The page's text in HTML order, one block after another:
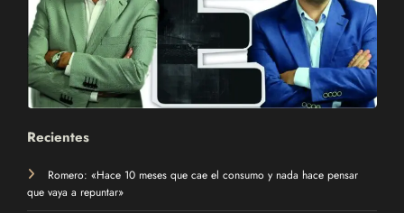
Recientes
Romero: «Hace 10 meses que cae el consumo y nada hace pensar
que vaya a repuntar»